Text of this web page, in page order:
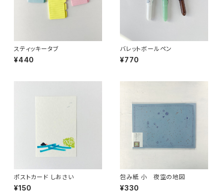
スティッキータブ
¥440
バレットボールペン
¥770
ポストカード しおさい
¥150
包み紙 小 夜空の地図
¥330